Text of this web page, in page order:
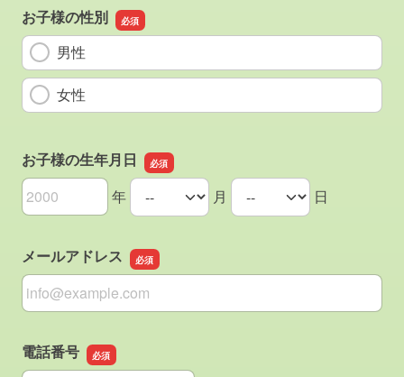
お子様の性別
男性
女性
お子様の生年月日
お子様の生年月日の年
年
お子様の生年月日の月 月
お子様の生年月日の日 日
メールアドレス
メールアドレス
電話番号